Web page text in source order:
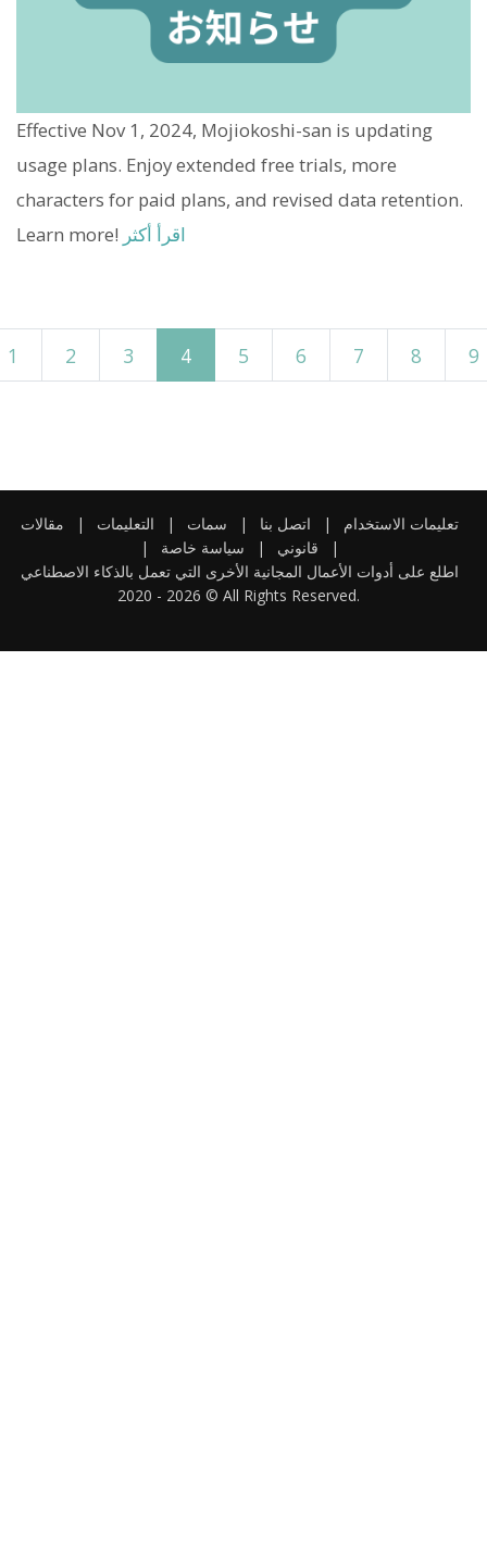
Effective Nov 1, 2024, Mojiokoshi-san is updating
usage plans. Enjoy extended free trials, more
characters for paid plans, and revised data retention.
Learn more! اقرأ أكثر
1 2 3 4 5 6 7 8 9
مقالات | التعليمات | سمات | اتصل بنا |
تعليمات الاستخدام
|
سياسة خاصة | قانوني
|
اطلع على أدوات الأعمال المجانية الأخرى التي تعمل بالذكاء الاصطناعي
2020 - 2026 © All Rights Reserved.